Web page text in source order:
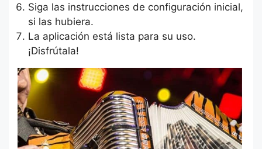
Siga las instrucciones de configuración inicial,
si las hubiera.
La aplicación está lista para su uso.
¡Disfrútala!